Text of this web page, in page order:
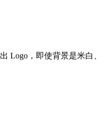
Logo，即使背景是米白、